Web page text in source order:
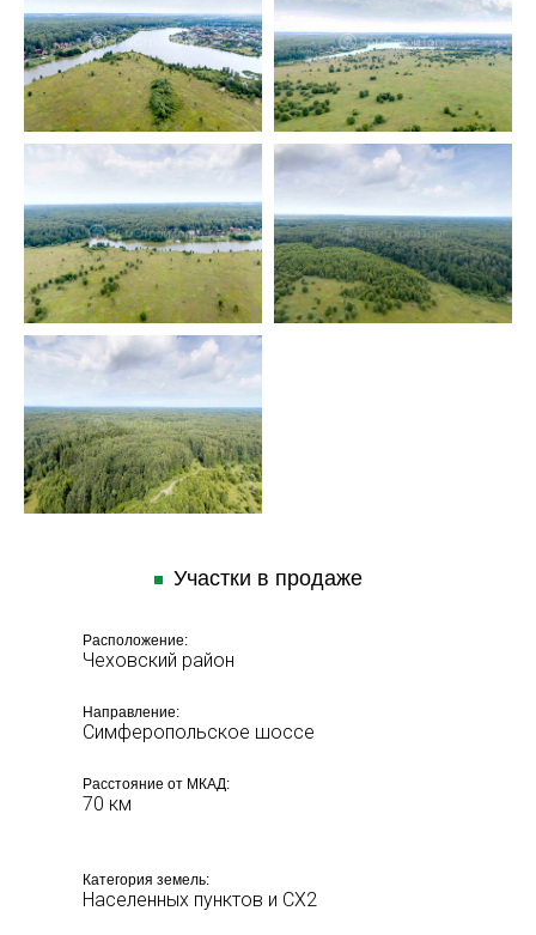
Участки в продаже
Чеховский район
Расположение:
Симферопольское шоссе
Направление:
70 км
Расстояние от МКАД:
Населенных пунктов и СХ2
Категория земель: